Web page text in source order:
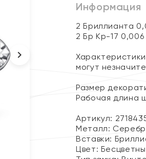
Информация
2 Бриллианта
2 Бр Кр-17
могут
Размер
Рабочая длина
Артикул:
Металл:
Вставки:
Цвет: